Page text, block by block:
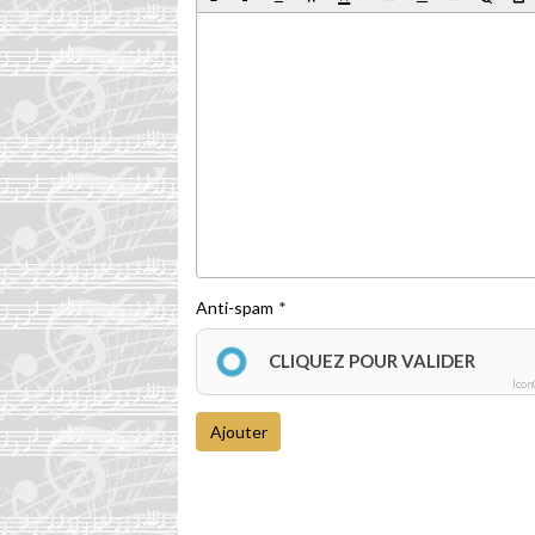
Anti-spam
CLIQUEZ POUR VALIDER
Ajouter